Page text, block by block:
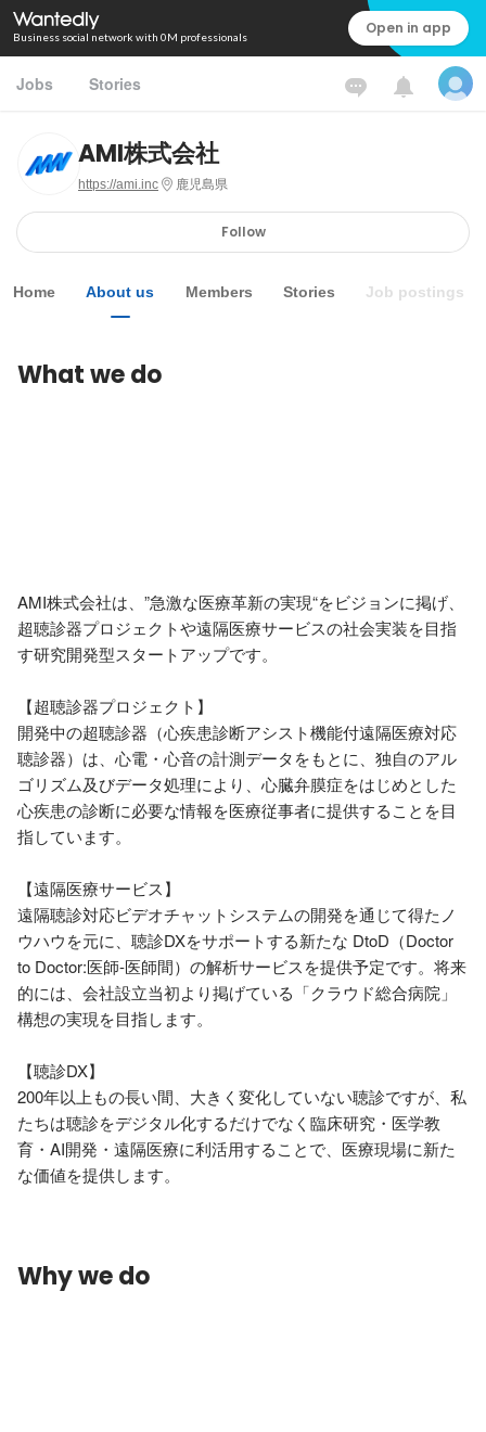
Business social network with 0M professionals Open in app
Jobs Stories
AMI株式会社
https://ami.inc 鹿児島県
Follow
Home About us Members Stories Job postings
What we do
AMI株式会社は、”急激な医療革新の実現“をビジョンに掲げ、
超聴診器プロジェクトや遠隔医療サービスの社会実装を目指
す研究開発型スタートアップです。
【超聴診器プロジェクト】
開発中の超聴診器（心疾患診断アシスト機能付遠隔医療対応
聴診器）は、心電・心音の計測データをもとに、独自のアル
ゴリズム及びデータ処理により、心臓弁膜症をはじめとした
心疾患の診断に必要な情報を医療従事者に提供することを目
指しています。
【遠隔医療サービス】
遠隔聴診対応ビデオチャットシステムの開発を通じて得たノ
ウハウを元に、聴診DXをサポートする新たな DtoD（Doctor
to Doctor:医師-医師間）の解析サービスを提供予定です。将来
的には、会社設立当初より掲げている「クラウド総合病院」
構想の実現を目指します。
【聴診DX】
200年以上もの長い間、大きく変化していない聴診ですが、私
たちは聴診をデジタル化するだけでなく臨床研究・医学教
育・AI開発・遠隔医療に利活用することで、医療現場に新た
な価値を提供します。
Why we do